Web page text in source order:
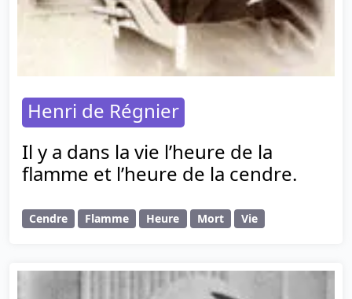
Henri de Régnier
Il y a dans la vie l’heure de la
flamme et l’heure de la cendre.
Cendre Flamme Heure Mort Vie